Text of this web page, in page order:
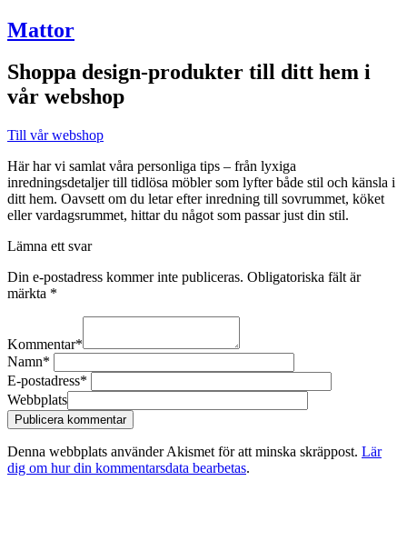
Mattor
Shoppa design-produkter till ditt hem i
vår webshop
Till vår webshop
Här har vi samlat våra personliga tips – från lyxiga
inredningsdetaljer till tidlösa möbler som lyfter både stil och känsla i
ditt hem. Oavsett om du letar efter inredning till sovrummet, köket
eller vardagsrummet, hittar du något som passar just din stil.
Lämna ett svar
Din e-postadress kommer inte publiceras. Obligatoriska fält är
märkta *
Kommentar*
Namn*
E-postadress*
Webbplats
Denna webbplats använder Akismet för att minska skräppost. Lär
dig om hur din kommentarsdata bearbetas.